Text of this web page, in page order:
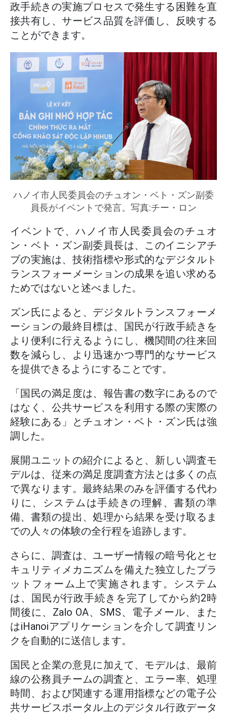
政手続きの実施プロセスで発生する困難を直
接共有し、サービス品質を評価し、反映する
ことができます。
ハノイ市人民委員会のチュオン・ベト・ズン副委
員長がイベントで発言。写真:チー・ロン
イベントで、ハノイ市人民委員会のチュオ
ン・ベト・ズン副委員長は、このイニシアチ
ブの実施は、技術指標や形式的なデジタルト
ランスフォーメーションの成果を追い求める
ためではないと述べました。
ズン氏によると、デジタルトランスフォーメ
ーションの最終目標は、国民が行政手続きを
より便利に行えるようにし、機関間の往来回
数を減らし、より迅速かつ専門的なサービス
を提供できるようにすることです。
「国民の満足度は、報告書の数字にあるので
はなく、公共サービスを利用する際の実際の
経験にある」とチュオン・ベト・ズン氏は強
調した。
展開ユニットの紹介によると、新しい調査モ
デルは、従来の満足度調査方法とは多くの点
で異なります。最終結果のみを評価する代わ
りに、システムは手続きの理解、書類の準
備、書類の提出、処理から結果を受け取るま
での人々の体験の全行程を追跡します。
さらに、調査は、ユーザー情報の暗号化とセ
キュリティメカニズムを備えた独立したプラ
ットフォーム上で実施されます。システム
は、国民が行政手続きを完了してから約2時
間後に、Zalo OA、SMS、電子メール、また
はiHanoiアプリケーションを介して調査リン
クを自動的に送信します。
国民と企業の意見に加えて、モデルは、最前
線の公務員チームの調査と、エラー率、処理
時間、および関連する運用指標などの電子公
共サービスポータル上のデジタル行政データ